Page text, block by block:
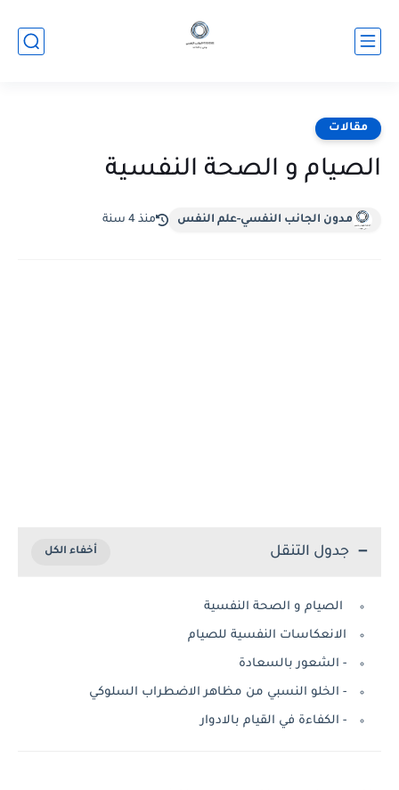
مقالات
الصيام و الصحة النفسية
مدون الجانب النفسي-علم النفس منذ 4 سنة
جدول التنقل
الصيام و الصحة النفسية
الانعكاسات النفسية للصيام
- الشعور بالسعادة
- الخلو النسبي من مظاهر الاضطراب السلوكي
- الكفاءة في القيام بالادوار